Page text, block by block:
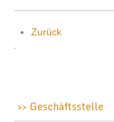
Zurück
Geschäftsstelle